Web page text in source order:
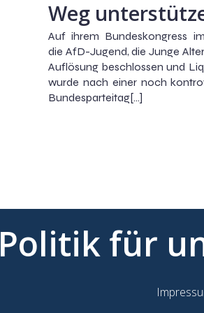
Weg
Auf ihrem Bundeskongress
die AfD-Jugend, die Junge
Auflösung beschlossen und
wurde nach einer noch
Bundesparteitag[…]
Politik für